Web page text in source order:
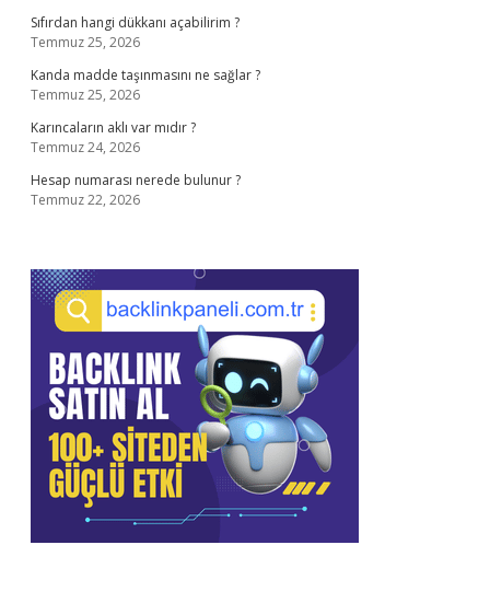
Sıfırdan hangi dükkanı açabilirim ?
Temmuz 25, 2026
Kanda madde taşınmasını ne sağlar ?
Temmuz 25, 2026
Karıncaların aklı var mıdır ?
Temmuz 24, 2026
Hesap numarası nerede bulunur ?
Temmuz 22, 2026